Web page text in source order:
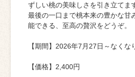
ずしい桃の美味しさを引き立てま
最後の一口まで桃本来の豊かな甘
能できる、至高の贅沢をどうぞ。
【期間】2026年7月27日～なくな
【価格】2,400円